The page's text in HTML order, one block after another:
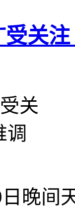
关
晚间